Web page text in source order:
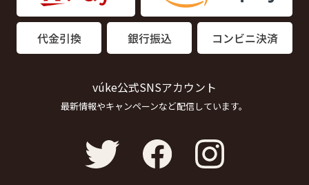
vúke公式SNSアカウント
最新情報やキャンペーンなど配信しています。